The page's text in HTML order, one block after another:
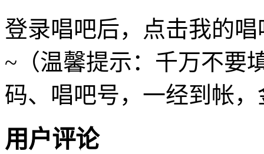
登录唱吧后，点击我的
~（温馨提示：千万不要
码、唱吧号，一经到帐
用户评论